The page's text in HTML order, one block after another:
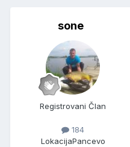
sone
Registrovani Član
184
LokacijaPancevo